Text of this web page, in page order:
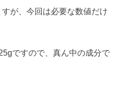
が、今回は必要な数値だけ
ですので、真ん中の成分で